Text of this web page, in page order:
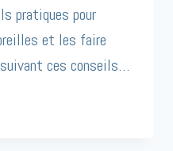
pratiques pour
et les faire
ces conseils…